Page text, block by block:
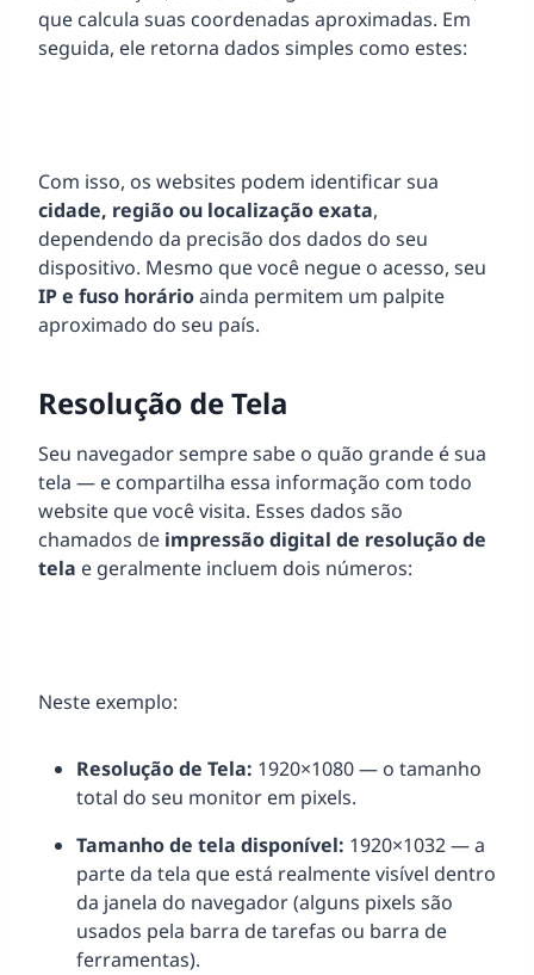
que calcula suas coordenadas aproximadas. Em
seguida, ele retorna dados simples como estes:
Com isso, os websites podem identificar sua
cidade, região ou localização exata,
dependendo da precisão dos dados do seu
dispositivo. Mesmo que você negue o acesso, seu
IP e fuso horárioainda permitem um palpite
aproximado do seu país.
Resolução de Tela
Seu navegador sempre sabe o quão grande é sua
tela — e compartilha essa informação com todo
website que você visita. Esses dados são
chamados de impressão digital de resolução de
tela e geralmente incluem dois números:
Neste exemplo:
Resolução de Tela: 1920×1080 — o tamanho
total do seu monitor em pixels.
Tamanho de tela disponível: 1920×1032 — a
parte da tela que está realmente visível dentro
da janela do navegador (alguns pixels são
usados pela barra de tarefas ou barra de
ferramentas).